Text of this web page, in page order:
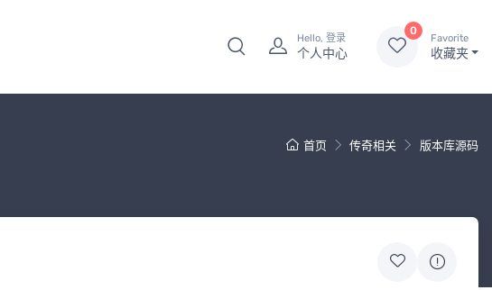
Hello, 登录
个人中心
0
Favorite
收藏夹
首页 传奇相关 版本库源码